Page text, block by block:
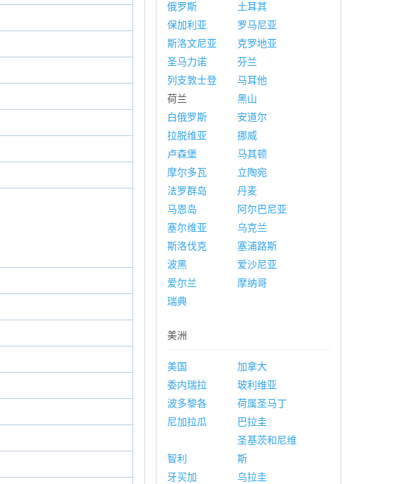
俄罗斯
土耳其
保加利亚
罗马尼亚
斯洛文尼亚
克罗地亚
圣马力诺
芬兰
列支敦士登
马耳他
荷兰
黑山
白俄罗斯
安道尔
拉脱维亚
挪威
卢森堡
马其顿
摩尔多瓦
立陶宛
法罗群岛
丹麦
马恩岛
阿尔巴尼亚
塞尔维亚
乌克兰
斯洛伐克
塞浦路斯
波黑
爱沙尼亚
爱尔兰
摩纳哥
瑞典
美洲
美国
加拿大
委内瑞拉
玻利维亚
波多黎各
荷属圣马丁
尼加拉瓜
巴拉圭
智利
圣基茨和尼维
斯
牙买加
乌拉圭